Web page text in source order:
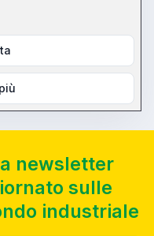
newsletter
sulle
industriale